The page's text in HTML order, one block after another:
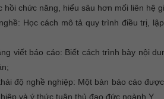
hồi chức năng, hiểu sâu hơn mối liên hệ
Học cách mô tả quy trình điều trị,
viết báo cáo: Biết cách trình bày nội
độ nghề nghiệp: Một bản báo cáo
và ý thức tuân thủ đạo đức ngành Y.